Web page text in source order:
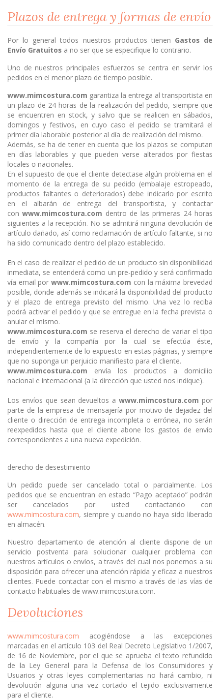
Plazos de entrega y formas de envío
Por lo general todos nuestros productos tienen Gastos de
Envío Gratuitos a no ser que se especifique lo contrario.
Uno de nuestros principales esfuerzos se centra en servir los
pedidos en el menor plazo de tiempo posible.
www.mimcostura.com garantiza la entrega al transportista en
un plazo de 24 horas de la realización del pedido, siempre que
se encuentren en stock, y salvo que se realicen en sábados,
domingos y festivos, en cuyo caso el pedido se tramitará el
primer día laborable posterior al día de realización del mismo.
Además, se ha de tener en cuenta que los plazos se computan
en días laborables y que pueden verse alterados por fiestas
locales o nacionales.
En el supuesto de que el cliente detectase algún problema en el
momento de la entrega de su pedido (embalaje estropeado,
productos faltantes o deteriorados) debe indicarlo por escrito
en el albarán de entrega del transportista, y contactar
conwww.mimcostura.com dentro de las primeras 24 horas
siguientes a la recepción. No se admitirá ninguna devolución de
artículo dañado, así como reclamación de artículo faltante, si no
ha sido comunicado dentro del plazo establecido.
En el caso de realizar el pedido de un producto sin disponibilidad
inmediata, se entenderá como un pre-pedido y será confirmado
vía email porwww.mimcostura.com con la máxima brevedad
posible, donde además se indicará la disponibilidad del producto
y el plazo de entrega previsto del mismo. Una vez lo reciba
podrá activar el pedido y que se entregue en la fecha prevista o
anular el mismo.
www.mimcostura.com se reserva el derecho de variar el tipo
de envío y la compañía por la cual se efectúa éste,
independientemente de lo expuesto en estas páginas, y siempre
que no suponga un perjuicio manifiesto para el cliente.
www.mimcostura.com envía los productos a domicilio
nacional e internacional (a la dirección que usted nos indique).
Los envíos que sean devueltos awww.mimcostura.com por
parte de la empresa de mensajería por motivo de dejadez del
cliente o dirección de entrega incompleta o errónea, no serán
reexpedidos hasta que el cliente abone los gastos de envío
correspondientes a una nueva expedición.
derecho de desestimiento
Un pedido puede ser cancelado total o parcialmente. Los
pedidos que se encuentran en estado “Pago aceptado” podrán
ser cancelados por usted contactando con
www.mimcostura.com, siempre y cuando no haya sido liberado
en almacén.
Nuestro departamento de atención al cliente dispone de un
servicio postventa para solucionar cualquier problema con
nuestros artículos o envíos, a través del cual nos ponemos a su
disposición para ofrecer una atención rápida y eficaz a nuestros
clientes. Puede contactar con el mismo a través de las vías de
contacto habituales de www.mimcostura.com.
Devoluciones
www.mimcostura.com acogiéndose a las excepciones
marcadas en el artículo 103 del Real Decreto Legislativo 1/2007,
de 16 de Noviembre, por el que se aprueba el texto refundido
de la Ley General para la Defensa de los Consumidores y
Usuarios y otras leyes complementarias no hará cambio, ni
devolución alguna una vez cortado el tejido exclusivamente
para el cliente.